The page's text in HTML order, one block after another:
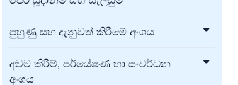
පුහුණු සහ දැනුවත් කිරීමේ අංශය
අවම කිරීම්, පර්යේෂණ හා සංවර්ධන
අංශය